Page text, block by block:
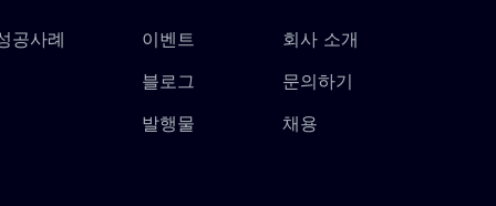
공사례
이벤트
블로그
발행물
회사 소개
문의하기
채용